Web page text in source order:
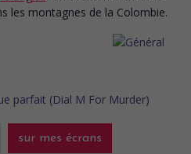
les montagnes de la Colombie.
sur mes écrans